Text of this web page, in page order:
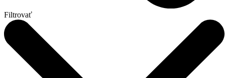
Filtrovať